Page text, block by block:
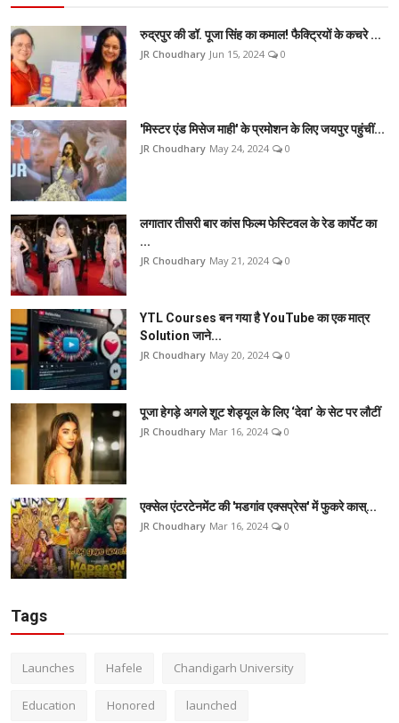
रुद्रपुर की डॉ. पूजा सिंह का कमाल! फैक्ट्रियों के कचरे ...
JR Choudhary Jun 15, 2024 0
'मिस्टर एंड मिसेज माही' के प्रमोशन के लिए जयपुर पहुंचीं...
JR Choudhary May 24, 2024 0
लगातार तीसरी बार कांस फिल्म फेस्टिवल के रेड कार्पेट का
...
JR Choudhary May 21, 2024 0
YTL Courses बन गया है YouTube का एक मात्र
Solution जाने...
JR Choudhary May 20, 2024 0
पूजा हेगड़े अगले शूट शेड्यूल के लिए ‘देवा’ के सेट पर लौटीं
JR Choudhary Mar 16, 2024 0
एक्सेल एंटरटेनमेंट की 'मडगांव एक्सप्रेस' में फुकरे कास्...
JR Choudhary Mar 16, 2024 0
Tags
Launches Hafele Chandigarh University
Education Honored launched